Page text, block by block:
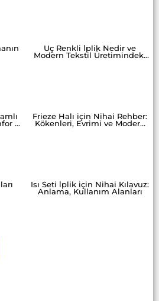
Üç Renkli İplik Nedir ve
Modern Tekstil Üretimindeki
ve
Frieze Halı için Nihai Rehber:
Kökenleri, Evrimi ve Modern
Isı Seti İplik için Nihai Kılavuz:
Anlama, Kullanım Alanları